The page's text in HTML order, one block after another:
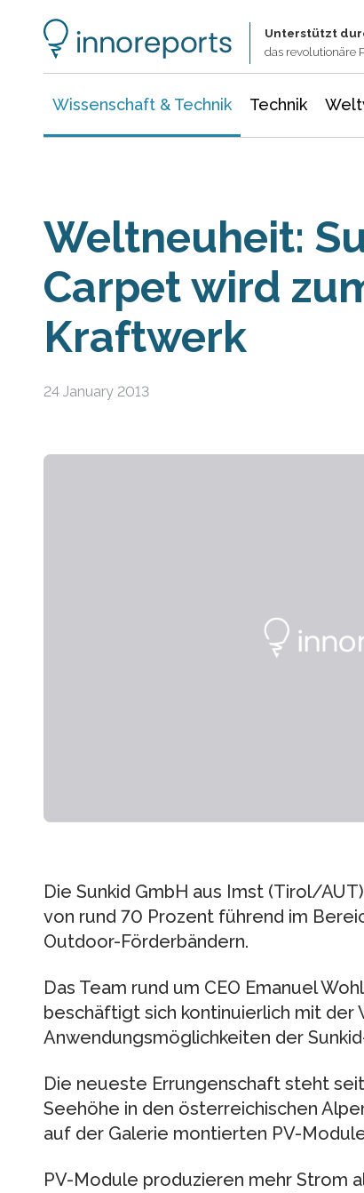
Unterstützt
das revolutionäre
Wissenschaft & Technik Technik
Weltneuheit:
Carpet wird
Kraftwerk
24 January 2013
Die Sunkid GmbH aus Imst (Tirol/
von rund 70 Prozent führend im
Outdoor-Förderbändern.
Das Team rund um CEO Emanuel
beschäftigt sich kontinuierlich mit
Anwendungsmöglichkeiten der
Die neueste Errungenschaft steht
Seehöhe in den österreichischen
auf der Galerie montierten PV-
PV-Module produzieren mehr Strom